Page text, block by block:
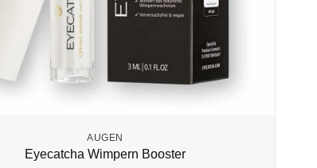
AUGEN
Eyecatcha Wimpern Booster